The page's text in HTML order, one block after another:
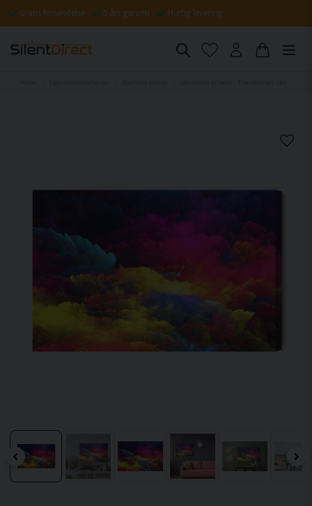
Gratis forsendelse 5 års garanti Hurtig levering